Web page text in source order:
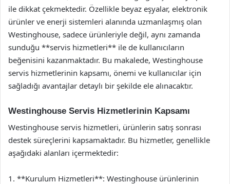
ile dikkat çekmektedir. Özellikle beyaz eşyalar, elektronik
ürünler ve enerji sistemleri alanında uzmanlaşmış olan
Westinghouse, sadece ürünleriyle değil, aynı zamanda
sunduğu **servis hizmetleri** ile de kullanıcıların
beğenisini kazanmaktadır. Bu makalede, Westinghouse
servis hizmetlerinin kapsamı, önemi ve kullanıcılar için
sağladığı avantajlar detaylı bir şekilde ele alınacaktır.
Westinghouse Servis Hizmetlerinin Kapsamı
Westinghouse servis hizmetleri, ürünlerin satış sonrası
destek süreçlerini kapsamaktadır. Bu hizmetler, genellikle
aşağıdaki alanları içermektedir:
1. **Kurulum Hizmetleri**: Westinghouse ürünlerinin